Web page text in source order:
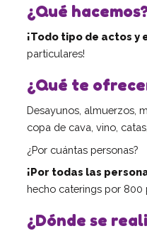
Centro
Residencia
Centro
Servicio
Casa
¿Qué
¡Todo tipo de actos y
particulares!
¿Qué te
Desayunos, almuerzos,
copa de cava, vino,
¿Por cuántas personas?
¡Por todas las
hecho caterings por 800
¿Dónde se